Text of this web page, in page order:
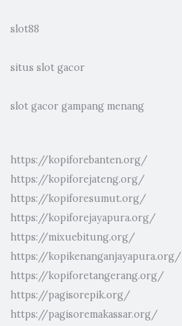
slot88
situs slot gacor
slot gacor gampang menang
https://kopiforebanten.org/
https://kopiforejateng.org/
https://kopiforesumut.org/
https://kopiforejayapura.org/
https://mixuebitung.org/
https://kopikenanganjayapura.org/
https://kopiforetangerang.org/
https://pagisorepik.org/
https://pagisoremakassar.org/